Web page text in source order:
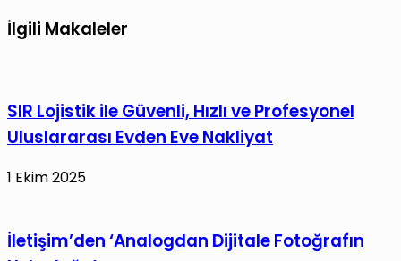
fiyat
Kanalda,
İlgili Makaleler
SIR Lojistik ile Güvenli, Hızlı ve Profesyonel
Uluslararası Evden Eve Nakliyat
1 Ekim 2025
İletişim’den ‘Analogdan Dijitale Fotoğrafın